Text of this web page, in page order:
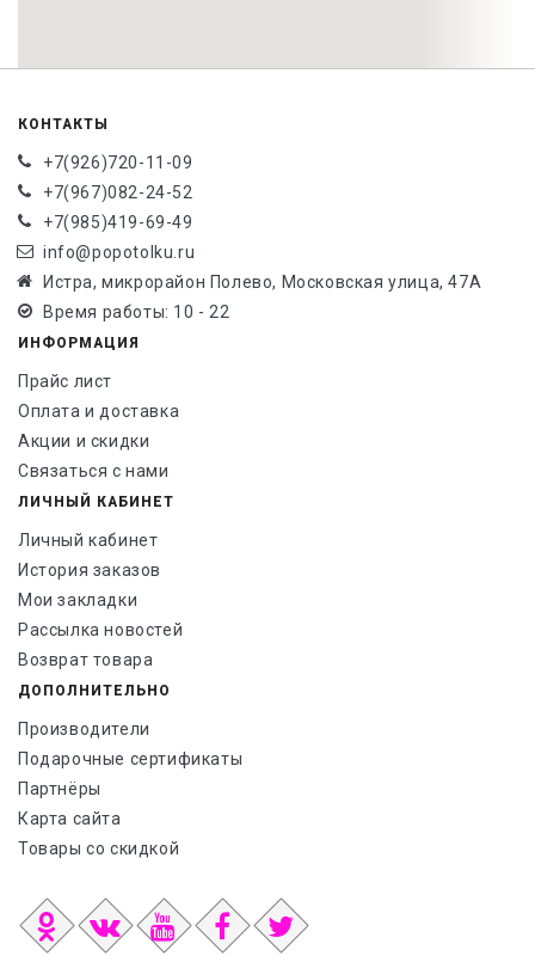
КОНТАКТЫ
+7(926)720-11-09
+7(967)082-24-52
+7(985)419-69-49
info@popotolku.ru
Истра, микрорайон Полево, Московская улица, 47А
Время работы: 10 - 22
ИНФОРМАЦИЯ
Прайс лист
Оплата и доставка
Акции и скидки
Связаться с нами
ЛИЧНЫЙ КАБИНЕТ
Личный кабинет
История заказов
Мои закладки
Рассылка новостей
Возврат товара
ДОПОЛНИТЕЛЬНО
Производители
Подарочные сертификаты
Партнёры
Карта сайта
Товары со скидкой